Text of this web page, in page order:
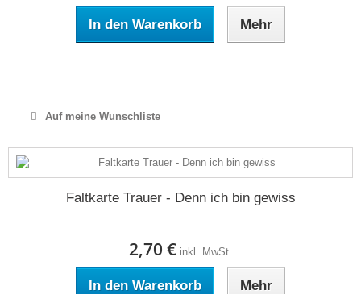
In den Warenkorb Mehr
Auf meine Wunschliste
Faltkarte Trauer - Denn ich bin gewiss
2,70 € inkl. MwSt.
In den Warenkorb Mehr